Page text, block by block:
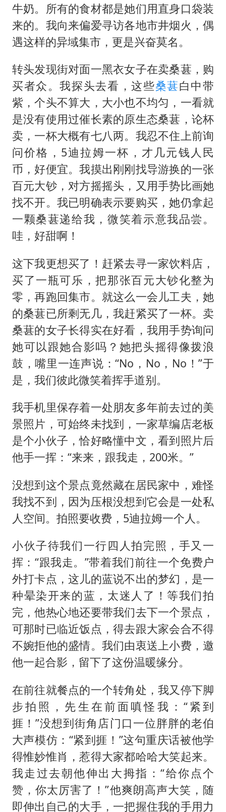
牛奶。所有的食材都是她们用直身口袋装
来的。我向来偏爱寻访各地市井烟火，偶
遇这样的异域集市，更是兴奋莫名。
转头发现街对面一黑衣女子在卖桑葚，购
买者众。我探头去看，这些桑葚白中带
紫，个头不算大，大小也不均匀，一看就
是没有使用过催长素的原生态桑葚，论杯
卖，一杯大概有七八两。我忍不住上前询
问价格，5迪拉姆一杯，才几元钱人民
币，好便宜。我摸出刚刚找导游换的一张
百元大钞，对方摇摇头，又用手势比画她
找不开。我已明确表示要购买，她仍拿起
一颗桑葚递给我，微笑着示意我品尝。
哇，好甜啊！
这下我更想买了！赶紧去寻一家饮料店，
买了一瓶可乐，把那张百元大钞化整为
零，再跑回集市。就这么一会儿工夫，她
的桑葚已所剩无几，我赶紧买了一杯。卖
桑葚的女子长得实在好看，我用手势询问
她可以跟她合影吗？她把头摇得像拨浪
鼓，嘴里一连声说：“No，No，No！”于
是，我们彼此微笑着挥手道别。
我手机里保存着一处朋友多年前去过的美
景照片，可始终未找到，一家草编店老板
是个小伙子，恰好略懂中文，看到照片后
他手一挥：“来来，跟我走，200米。”
没想到这个景点竟然藏在居民家中，难怪
我找不到，因为压根没想到它会是一处私
人空间。拍照要收费，5迪拉姆一个人。
小伙子待我们一行四人拍完照，手又一
挥：“跟我走。”带着我们前往一个免费户
外打卡点，这儿的蓝说不出的梦幻，是一
种晕染开来的蓝，太迷人了！等我们拍
完，他热心地还要带我们去下一个景点，
可那时已临近饭点，得去跟大家会合不得
不婉拒他的盛情。我们由衷送上小费，邀
他一起合影，留下了这份温暖缘分。
在前往就餐点的一个转角处，我又停下脚
步拍照，先生在前面嗔怪我：“紧到
捱！”没想到街角店门口一位胖胖的老伯
大声模仿：“紧到捱！”这句重庆话被他学
得惟妙惟肖，惹得大家都哈哈大笑起来。
我走过去朝他伸出大拇指：“给你点个
赞，你太厉害了！”他爽朗高声大笑，随
即伸出自己的大手，一把握住我的手用力